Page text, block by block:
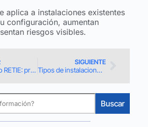
aplica a instalaciones existentes
configuración, aumentan
riesgos visibles.
Certificado RETIE: precio, factores clave y cómo obtenerlo
SIGUIENTE
Tipos de instalaciones eléctricas: clasificación y características
Buscar